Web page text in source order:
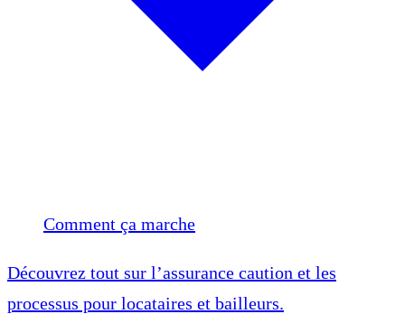
Comment ça marche
Découvrez tout sur l’assurance caution et les
processus pour locataires et bailleurs.